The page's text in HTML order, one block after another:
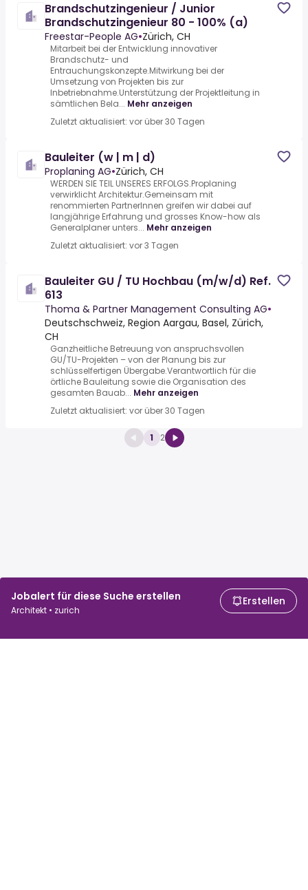
Jobalert für diese Suche erstellen
Architekt • zurich
Erstellen
Brandschutzingenieur / Junior
Brandschutzingenieur 80 - 100% (a)
Freestar-People AG•Zürich, CH
Mitarbeit bei der Entwicklung innovativer
Brandschutz- und
Entrauchungskonzepte.Mitwirkung bei der
Umsetzung von Projekten bis zur
Inbetriebnahme.Unterstützung der Projektleitung in
sämtlichen Bela... Mehr anzeigen
Zuletzt aktualisiert: vor über 30 Tagen
Bauleiter (w | m | d)
Proplaning AG•Zürich, CH
WERDEN SIE TEIL UNSERES ERFOLGS.Proplaning
verwirklicht Architektur.Gemeinsam mit
renommierten PartnerInnen greifen wir dabei auf
langjährige Erfahrung und grosses Know-how als
Generalplaner unters... Mehr anzeigen
Zuletzt aktualisiert: vor 3 Tagen
Bauleiter GU / TU Hochbau (m/w/d) Ref.
613
Thoma & Partner Management Consulting AG•
Deutschschweiz, Region Aargau, Basel, Zürich,
CH
Ganzheitliche Betreuung von anspruchsvollen
GU/TU-Projekten – von der Planung bis zur
schlüsselfertigen Übergabe.Verantwortlich für die
örtliche Bauleitung sowie die Organisation des
gesamten Bauab... Mehr anzeigen
Zuletzt aktualisiert: vor über 30 Tagen
1 2